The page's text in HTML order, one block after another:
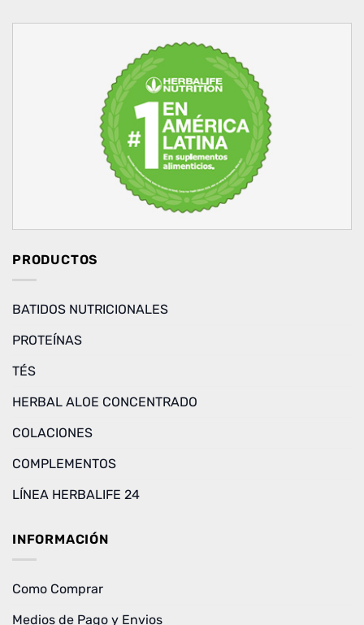
PRODUCTOS
BATIDOS NUTRICIONALES
PROTEÍNAS
TÉS
HERBAL ALOE CONCENTRADO
COLACIONES
COMPLEMENTOS
LÍNEA HERBALIFE 24
INFORMACIÓN
Como Comprar
Medios de Pago y Envios